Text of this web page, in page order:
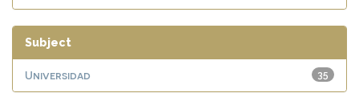
Subject
35
Universidad